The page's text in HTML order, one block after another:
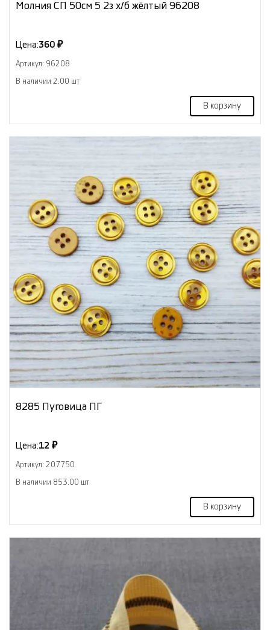
Молния СП 50см 5 2з х/б жёлтый 96208
Цена:360 ₽
Артикул: 96208
В наличии 2.00 шт
В корзину
8285 Пуговица ПГ
Цена:12 ₽
Артикул: 207750
В наличии 853.00 шт
В корзину